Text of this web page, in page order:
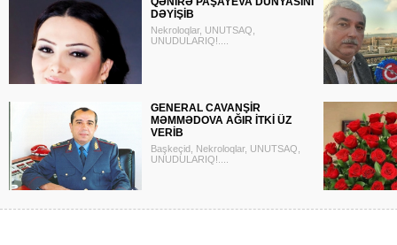
DƏYİŞİB
Nekroloqlar, UNUTSAQ,
UNUDULARIQ!....
GENERAL CAVANŞİR
MƏMMƏDOVA AĞIR İTKİ ÜZ
VERİB
Başkeçid, Nekroloqlar, UNUTSAQ,
UNUDULARIQ!....